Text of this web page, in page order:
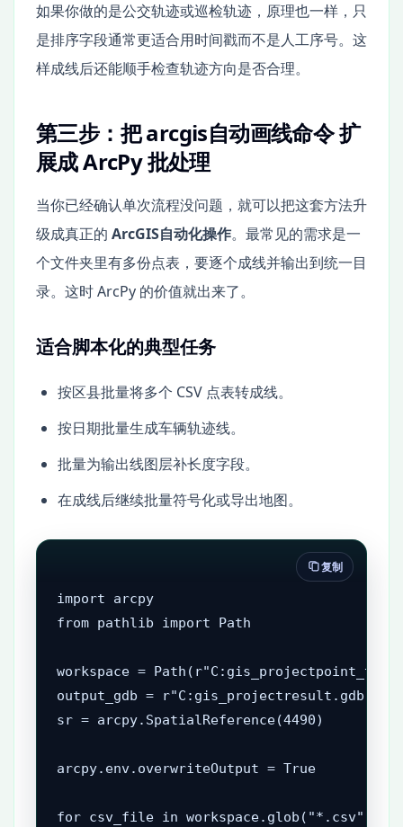
如果你做的是公交轨迹或巡检轨迹，原理也一样，只
是排序字段通常更适合用时间戳而不是人工序号。这
样成线后还能顺手检查轨迹方向是否合理。
第三步：把 arcgis自动画线命令 扩
展成 ArcPy 批处理
当你已经确认单次流程没问题，就可以把这套方法升
级成真正的 ArcGIS自动化操作。最常见的需求是一
个文件夹里有多份点表，要逐个成线并输出到统一目
录。这时 ArcPy 的价值就出来了。
适合脚本化的典型任务
按区县批量将多个 CSV 点表转成线。
按日期批量生成车辆轨迹线。
批量为输出线图层补长度字段。
在成线后继续批量符号化或导出地图。
import arcpy
from pathlib import Path
workspace =
output_gdb = r"C:gis_projectresult.gdb"
sr = arcpy.SpatialReference(4490)
arcpy.env.overwriteOutput = True
for csv_file in workspace.glob("*.csv"):
复制